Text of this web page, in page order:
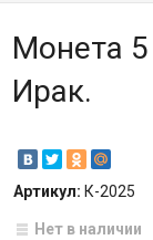
Монета
Ирак.
Артикул: К-2025
Нет в наличии